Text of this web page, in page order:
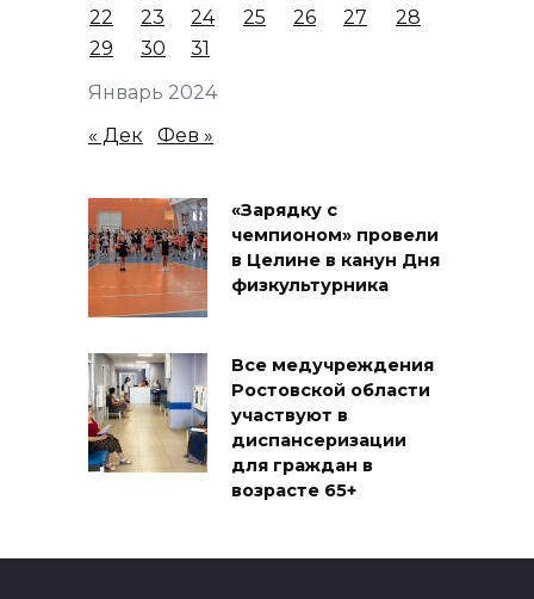
Январь 2024
22
23 24 25 26 27
28
29
30 31
« Дек Фев »
«Зарядку с
чемпионом» провели
в Целине в канун Дня
физкультурника
Все медучреждения
Ростовской области
участвуют в
диспансеризации
для граждан в
возрасте 65+